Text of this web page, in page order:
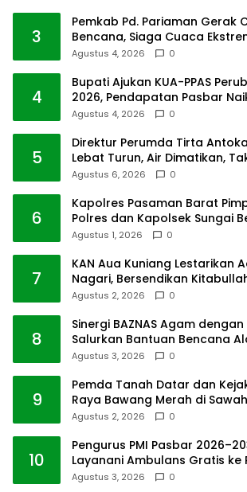
3
Pemkab Pd. Pariaman Gerak
Bencana, Siaga Cuaca
Agustus 4, 2026 0
4
Bupati Ajukan KUA-PPAS
2026, Pendapatan Pasbar
Agustus 4, 2026 0
5
Direktur Perumda Tirta
Lebat Turun, Air Dimatikan,
Agustus 6, 2026 0
6
Kapolres Pasaman Barat
Polres dan Kapolsek Sungai
Agustus 1, 2026 0
7
KAN Aua Kuniang Lestarikan
Nagari, Bersendikan
Agustus 2, 2026 0
8
Sinergi BAZNAS Agam dengan
Salurkan Bantuan Bencana
Agustus 3, 2026 0
9
Pemda Tanah Datar dan
Raya Bawang Merah di
Agustus 2, 2026 0
10
Pengurus PMI Pasbar
Layanani Ambulans Gratis ke
Agustus 3, 2026 0